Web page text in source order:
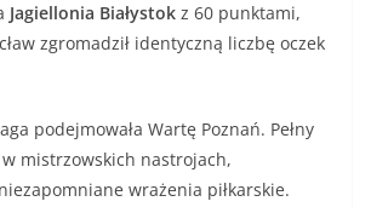
Jagiellonia Białystok z 60 punktami,
zgromadził identyczną liczbę oczek
podejmowała Wartę Poznań. Pełny
mistrzowskich nastrojach,
wrażenia piłkarskie.